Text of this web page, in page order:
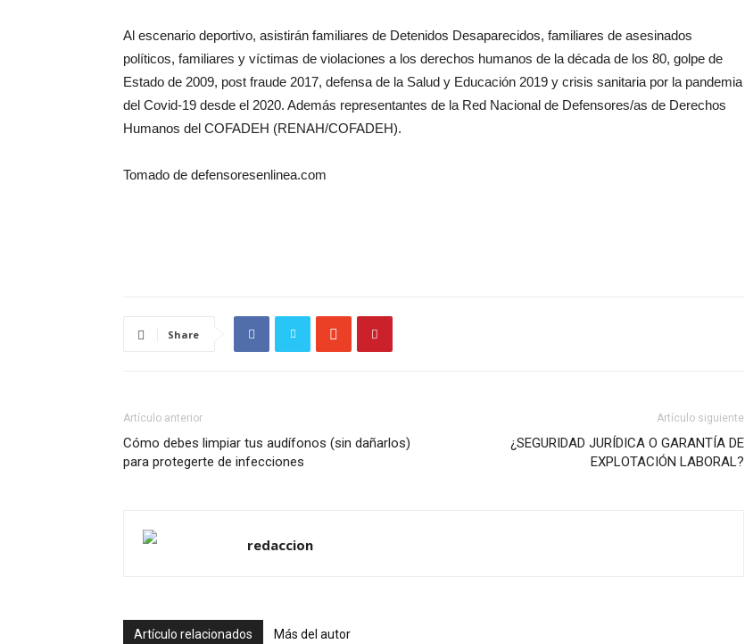
Al escenario deportivo, asistirán familiares de Detenidos Desaparecidos, familiares de asesinados
políticos, familiares y víctimas de violaciones a los derechos humanos de la década de los 80, golpe de
Estado de 2009, post fraude 2017, defensa de la Salud y Educación 2019 y crisis sanitaria por la pandemia
del Covid-19 desde el 2020. Además representantes de la Red Nacional de Defensores/as de Derechos
Humanos del COFADEH (RENAH/COFADEH).
Tomado de defensoresenlinea.com
Share
Artículo anterior
Cómo debes limpiar tus audífonos (sin dañarlos)
para protegerte de infecciones
Artículo siguiente
¿SEGURIDAD JURÍDICA O GARANTÍA DE
EXPLOTACIÓN LABORAL?
redaccion
Artículo relacionados Más del autor